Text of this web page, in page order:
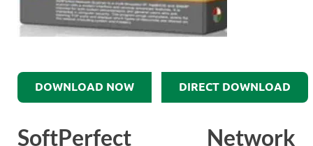
DOWNLOAD NOW DIRECT DOWNLOAD
SoftPerfect Network